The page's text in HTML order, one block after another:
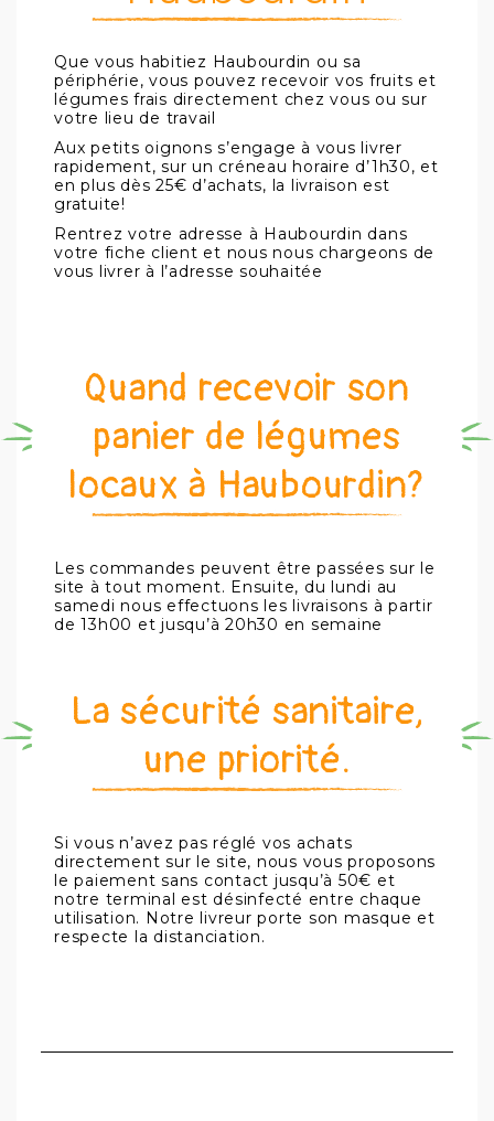
Que vous habitiez Haubourdin ou sa
périphérie, vous pouvez recevoir vos fruits et
légumes frais directement chez vous ou sur
votre lieu de travail
Aux petits oignons s’engage à vous livrer
rapidement, sur un créneau horaire d’1h30, et
en plus dès 25€ d’achats, la livraison est
gratuite!
Rentrez votre adresse à Haubourdin dans
votre fiche client et nous nous chargeons de
vous livrer à l’adresse souhaitée
Quand recevoir son
panier de légumes
locaux à Haubourdin?
Les commandes peuvent être passées sur le
site à tout moment. Ensuite, du lundi au
samedi nous effectuons les livraisons à partir
de 13h00 et jusqu’à 20h30 en semaine
La sécurité sanitaire,
une priorité.
Si vous n’avez pas réglé vos achats
directement sur le site, nous vous proposons
le paiement sans contact jusqu’à 50€ et
notre terminal est désinfecté entre chaque
utilisation. Notre livreur porte son masque et
respecte la distanciation.